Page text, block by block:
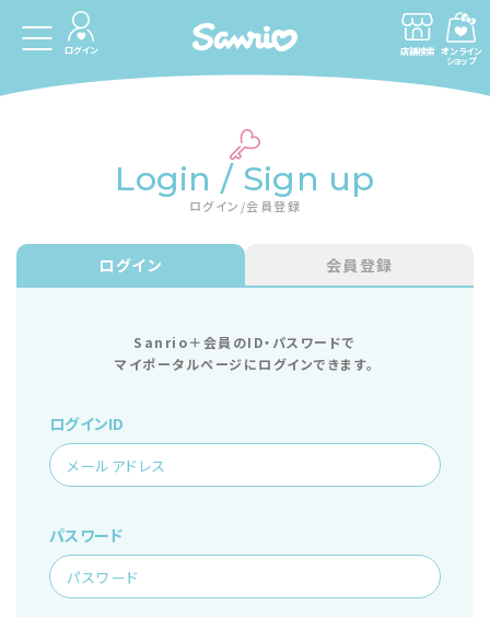
ログイン 店舗検索 オンライン
ショップ
Login / Sign up
ログイン/会員登録
ログイン 会員登録
Sanrio＋会員のID・パスワードで
マイポータルページにログインできます。
ログインID
パスワード